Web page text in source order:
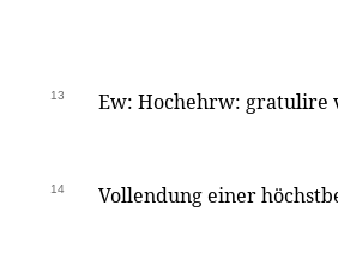
13 Ew: Hochehrw: gratulire
14 Vollendung einer